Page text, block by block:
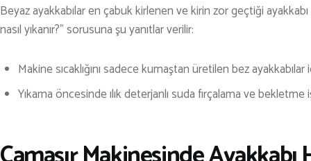
Beyaz ayakkabılar en çabuk kirlenen ve kirin zor geçtiği
nasıl yıkanır?” sorusuna şu yanıtlar verilir:
Makine sıcaklığını sadece kumaştan üretilen bez
Yıkama öncesinde ılık deterjanlı suda fırçalama ve